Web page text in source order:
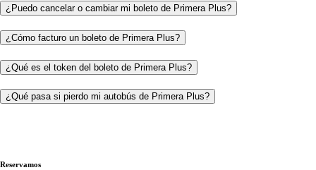
¿Puedo cancelar o cambiar mi boleto de Primera Plus?
¿Cómo facturo un boleto de Primera Plus?
¿Qué es el token del boleto de Primera Plus?
¿Qué pasa si pierdo mi autobús de Primera Plus?
Reservamos